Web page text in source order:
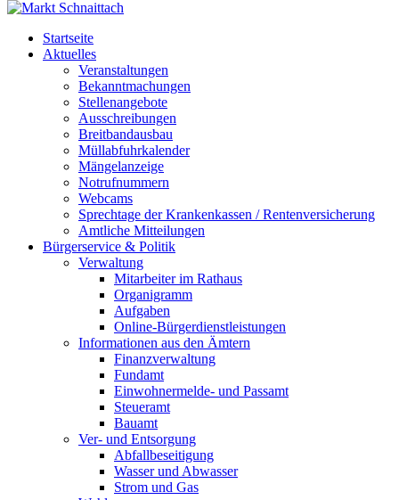
Startseite
Aktuelles
Veranstaltungen
Bekanntmachungen
Stellenangebote
Ausschreibungen
Breitbandausbau
Müllabfuhrkalender
Mängelanzeige
Notrufnummern
Webcams
Sprechtage der Krankenkassen / Rentenversicherung
Amtliche Mitteilungen
Bürgerservice & Politik
Verwaltung
Mitarbeiter im Rathaus
Organigramm
Aufgaben
Online-Bürgerdienstleistungen
Informationen aus den Ämtern
Finanzverwaltung
Fundamt
Einwohnermelde- und Passamt
Steueramt
Bauamt
Ver- und Entsorgung
Abfallbeseitigung
Wasser und Abwasser
Strom und Gas